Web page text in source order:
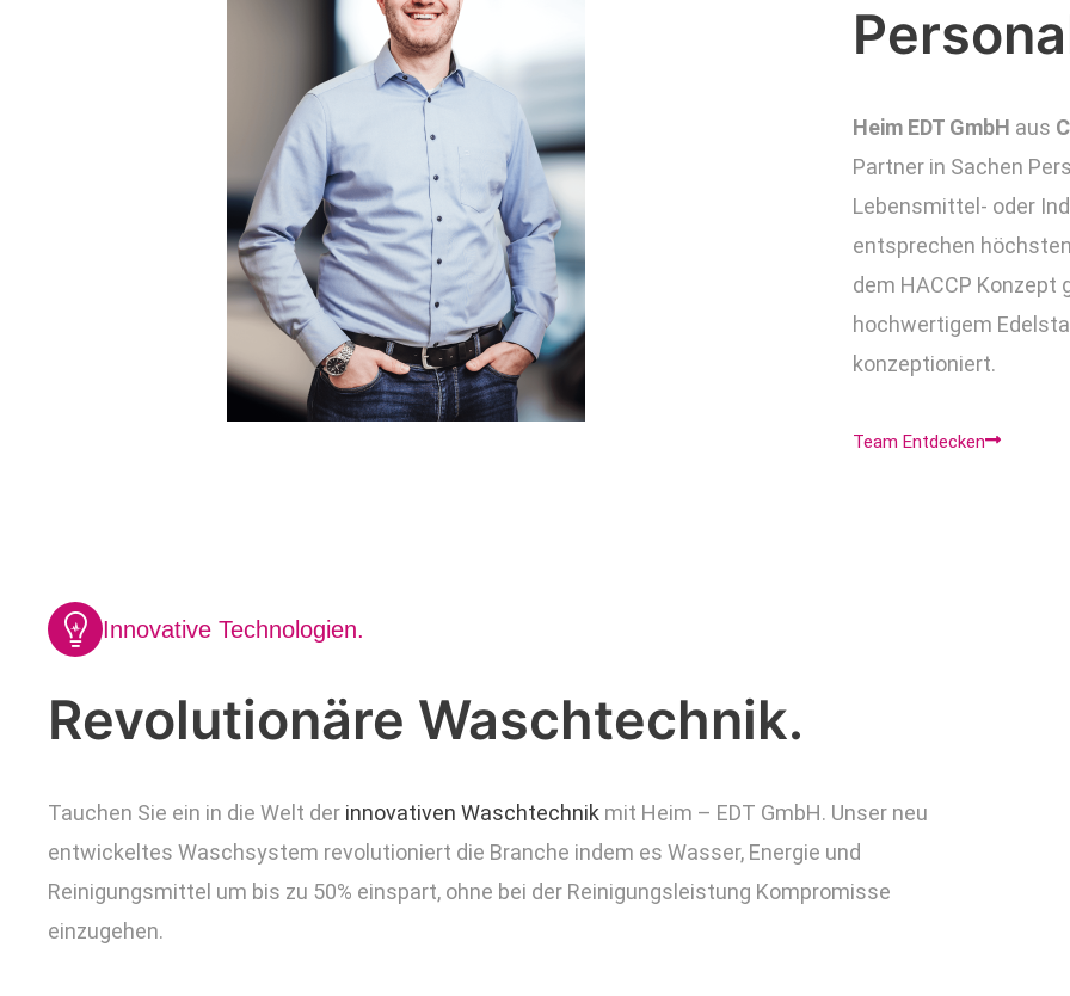
Heim EDT GmbH aus
Partner in Sachen
Lebensmittel- oder
entsprechen
dem HACCP
hochwertigem
konzeptioniert.
Team Entdecken
Innovative Technologien.
Revolutionäre Waschtechnik.
Tauchen Sie ein in die Welt der innovativen Waschtechnik mit Heim – EDT GmbH. Unser neu
entwickeltes Waschsystem revolutioniert die Branche indem es Wasser, Energie und
Reinigungsmittel um bis zu 50% einspart, ohne bei der Reinigungsleistung Kompromisse
einzugehen.